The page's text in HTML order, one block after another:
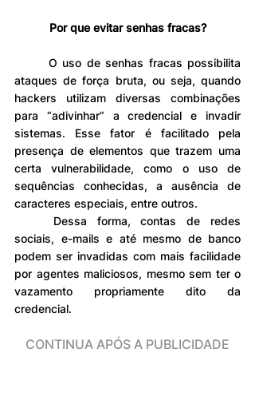
Por que evitar senhas fracas?
ataques de força bruta, ou seja, quando
hackers utilizam diversas combinações
para “adivinhar” a credencial e invadir
sistemas. Esse fator é facilitado pela
presença de elementos que trazem uma
certa vulnerabilidade, como o uso de
sequências conhecidas, a ausência de
caracteres especiais, entre outros.
sociais, e-mails e até mesmo de banco
podem ser invadidas com mais facilidade
por agentes maliciosos, mesmo sem ter o
vazamento propriamente dito da
credencial.
CONTINUA APÓS A PUBLICIDADE